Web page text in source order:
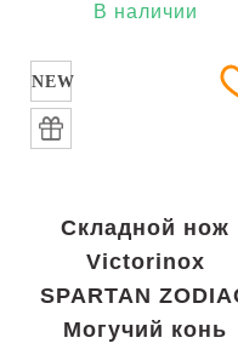
В наличии
NEW
Складной нож
Victorinox
SPARTAN
Могучий конь